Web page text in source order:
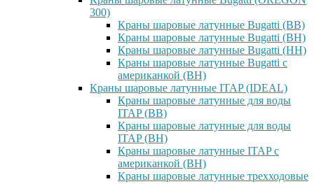
300)
Краны шаровые латунные Bugatti (ВВ)
Краны шаровые латунные Bugatti (ВН)
Краны шаровые латунные Bugatti (НН)
Краны шаровые латунные Bugatti с
американкой (ВН)
Краны шаровые латунные ITAP (IDEAL)
Краны шаровые латунные для воды
ITAP (ВВ)
Краны шаровые латунные для воды
ITAP (ВН)
Краны шаровые латунные ITAP с
американкой (ВН)
Краны шаровые латунные трехходовые